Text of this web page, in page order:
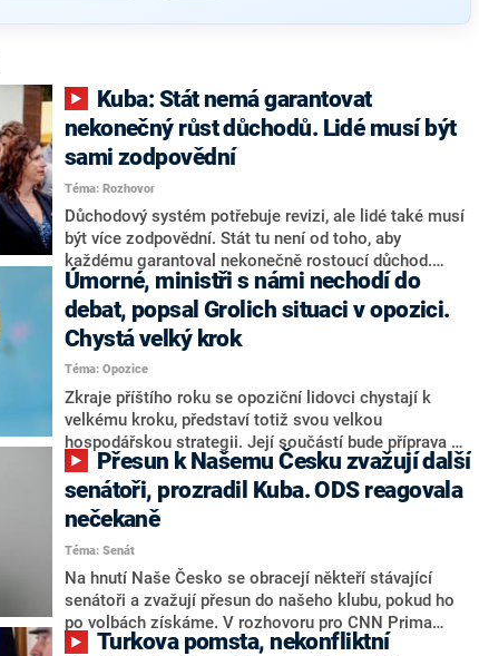
nekonečný růst důchodů. Lidé musí být
sami zodpovědní
Téma: Rozhovor
Důchodový systém potřebuje revizi, ale lidé také musí
být více zodpovědní. Stát tu není od toho, aby
každému garantoval nekonečně rostoucí důchod.
Chybí tu nový systém a my ho představíme,řekl
hejtman Jihočeského kraje a předseda hnutí Naše
Česko Martin Kuba v rozhovoru pro CNN Prima NEWS.
V čele státu pak podle něj nemůže být člověk, který by
střetem zájmů omezoval čerpání financí a rozvoj,
dodal. Řešení u Andreje Babiše ale hodnotit nechtěl.
Úmorné, ministři s námi nechodí do
debat, popsal Grolich situaci v opozici.
Chystá velký krok
Téma: Opozice
Zkraje příštího roku se opoziční lidovci chystají k
velkému kroku, představí totiž svou velkou
hospodářskou strategii. Její součástí bude příprava na
stárnutí populace, řekl ve středu na setkání s novináři
nový předseda lidovců Jan Grolich. Ten zároveň v
senátních volbách kandiduje ve Vyškově. Popsal i
aktivitu opozice, o níž vládní strany nebo političtí
komentátoři mluví jako o slabé a v defenzivě. „Je to
úmorná práce upozorňovat na chyby vlády. Ministři s
námi navíc nechodí do debat. Chceme ale ukazovat
svoje témata,“ odpověděl Grolich na dotaz CNN Prima
NEWS.
senátoři, prozradil Kuba. ODS reagovala
nečekaně
Téma: Senát
Na hnutí Naše Česko se obracejí někteří stávající
senátoři a zvažují přesun do našeho klubu, pokud ho
po volbách získáme. V rozhovoru pro CNN Prima
NEWS to řekl zakladatel hnutí a jihočeský hejtman